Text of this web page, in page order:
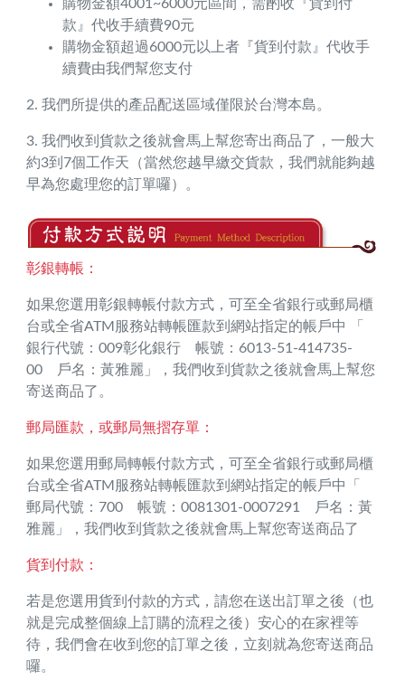
購物金額4001~6000元區間，需酌收『貨到付
款』代收手續費90元
購物金額超過6000元以上者『貨到付款』代收手
續費由我們幫您支付
2. 我們所提供的產品配送區域僅限於台灣本島。
3. 我們收到貨款之後就會馬上幫您寄出商品了，一般大
約3到7個工作天（當然您越早繳交貨款，我們就能夠越
早為您處理您的訂單囉）。
彰銀轉帳：
如果您選用彰銀轉帳付款方式，可至全省銀行或郵局櫃
台或全省ATM服務站轉帳匯款到網站指定的帳戶中 「
銀行代號：009彰化銀行 帳號：6013-51-414735-
00 戶名：黃雅麗」，我們收到貨款之後就會馬上幫您
寄送商品了。
郵局匯款，或郵局無摺存單：
如果您選用郵局轉帳付款方式，可至全省銀行或郵局櫃
台或全省ATM服務站轉帳匯款到網站指定的帳戶中「
郵局代號：700 帳號：0081301-0007291 戶名：黃
雅麗」，我們收到貨款之後就會馬上幫您寄送商品了
貨到付款：
若是您選用貨到付款的方式，請您在送出訂單之後（也
就是完成整個線上訂購的流程之後）安心的在家裡等
待，我們會在收到您的訂單之後，立刻就為您寄送商品
囉。